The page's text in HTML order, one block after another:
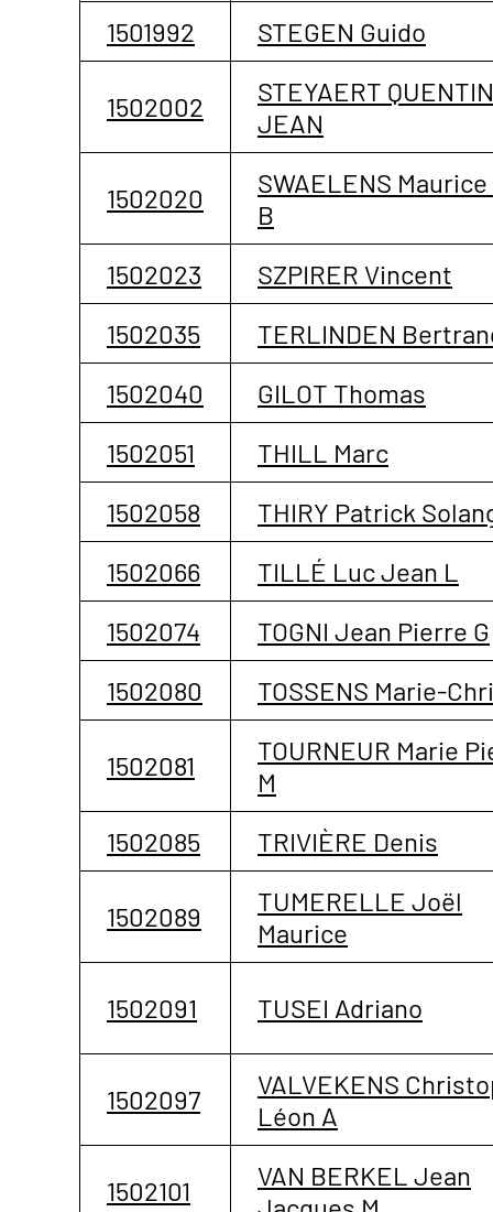
1501992
STEGEN Guido
1502002
STEYAERT QUENTIN
JEAN
1502020
SWAELENS
B
1502023
SZPIRER Vincent
1502035
TERLINDEN
1502040
GILOT Thomas
1502051
THILL Marc
1502058
THIRY Patrick
1502066
TILLÉ Luc Jean L
1502074
TOGNI Jean Pierre G
1502080
TOSSENS Marie-
1502081
TOURNEUR Marie
M
1502085
TRIVIÈRE Denis
1502089
TUMERELLE Joël
Maurice
1502091 TUSEI Adriano
1502097
VALVEKENS
Léon A
1502101
VAN BERKEL Jean